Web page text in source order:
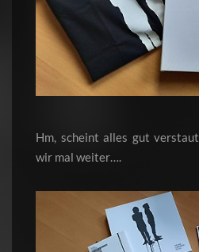
Hm, scheint alles gut
wir mal weiter….